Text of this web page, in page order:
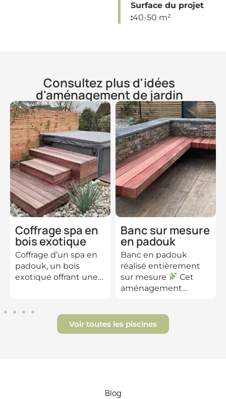
Surface du projet
:40-50 m²
Consultez plus d'idées
d'aménagement de jardin
Coffrage spa en
bois exotique
Coffrage d’un spa en
padouk, un bois
exotique offrant une…
Banc sur mesure
en padouk
Banc en padouk
réalisé entièrement
sur mesure
Cet
aménagement…
Voir toutes les piscines
Blog